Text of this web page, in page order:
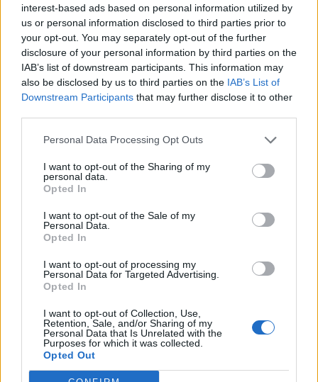
interest-based ads based on personal information utilized by
us or personal information disclosed to third parties prior to
your opt-out. You may separately opt-out of the further
disclosure of your personal information by third parties on the
IAB’s list of downstream participants. This information may
also be disclosed by us to third parties on the IAB’s List of
Downstream Participants that may further disclose it to other
Personal Data Processing Opt Outs
I want to opt-out of the Sharing of my
personal data.
Opted In
I want to opt-out of the Sale of my
Personal Data.
Opted In
I want to opt-out of processing my
Personal Data for Targeted Advertising.
Opted In
I want to opt-out of Collection, Use,
Retention, Sale, and/or Sharing of my
Personal Data that Is Unrelated with the
Purposes for which it was collected.
Opted Out
μάθετε πρώτοιόλες τις ειδήσεις
TAGS: ΟΠΤΙΚΗ ΨΕΥΔΑΙΣΘΗΣΗ ΤΕΣΤ ΨΥΧΟΛΟΓΙΑ